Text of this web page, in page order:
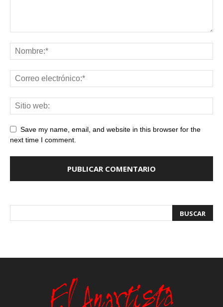
Save my name, email, and website in this browser for the
next time I comment.